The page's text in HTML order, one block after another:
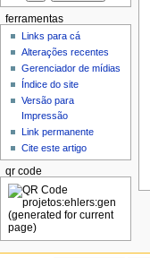
ferramentas
Links para cá
Alterações recentes
Gerenciador de mídias
Índice do site
Versão para
Impressão
Link permanente
Cite este artigo
qr code